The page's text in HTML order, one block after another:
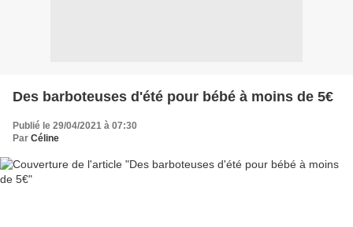
Des barboteuses d'été pour bébé à moins de 5€
Publié le 29/04/2021 à 07:30
Par Céline